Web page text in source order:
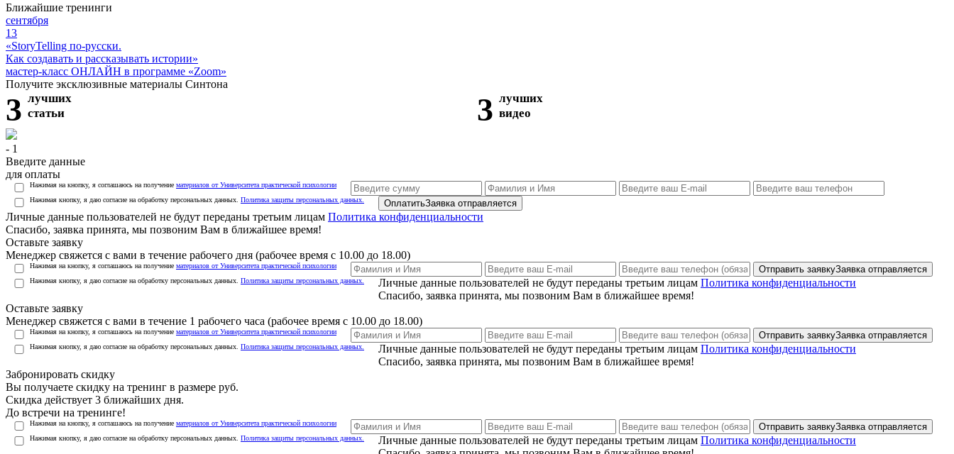
Ближайшие тренинги
сентября
13
«StoryTelling по-русски.
Как создавать и рассказывать истории»
мастер-класс ОНЛАЙН в программе «Zoom»
Получите эксклюзивные материалы Синтона
3 лучших
статьи
3 лучших
видео
- 1
Введите данные
для оплаты
Нажимая на кнопку, я соглашаюсь на получение материалов от Университета практической психологии
Нажимая кнопку, я даю согласие на обработку персональных данных. Политика защиты персональных данных. ОплатитьЗаявка отправляется
Личные данные пользователей не будут переданы третьим лицам Политика конфиденциальности
Спасибо, заявка принята, мы позвоним Вам в ближайшее время!
Оставьте заявку
Менеджер свяжется с вами в течение рабочего дня (рабочее время с 10.00 до 18.00)
Нажимая на кнопку, я соглашаюсь на получение материалов от Университета практической психологии
Нажимая кнопку, я даю согласие на обработку персональных данных. Политика защиты персональных данных.
Отправить заявкуЗаявка отправляется
Личные данные пользователей не будут переданы третьим лицам Политика конфиденциальности
Спасибо, заявка принята, мы позвоним Вам в ближайшее время!
Оставьте заявку
Менеджер свяжется с вами в течение 1 рабочего часа (рабочее время с 10.00 до 18.00)
Нажимая на кнопку, я соглашаюсь на получение материалов от Университета практической психологии
Нажимая кнопку, я даю согласие на обработку персональных данных. Политика защиты персональных данных.
Отправить заявкуЗаявка отправляется
Личные данные пользователей не будут переданы третьим лицам Политика конфиденциальности
Спасибо, заявка принята, мы позвоним Вам в ближайшее время!
Забронировать скидку
Вы получаете скидку на тренинг в размере руб.
Скидка действует 3 ближайших дня.
До встречи на тренинге!
Нажимая на кнопку, я соглашаюсь на получение материалов от Университета практической психологии
Нажимая кнопку, я даю согласие на обработку персональных данных. Политика защиты персональных данных.
Отправить заявкуЗаявка отправляется
Личные данные пользователей не будут переданы третьим лицам Политика конфиденциальности